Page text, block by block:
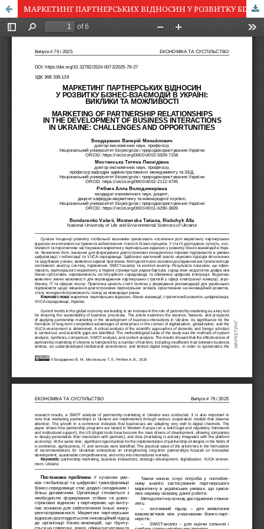
МАРКЕТИНГ ПАРТНЕРСЬКИХ ВІДНОСИН У РОЗВИТКУ БІЗНЕС-ВЗАЄМОДІЙ В УКРАЇНІ: ВИКЛИКИ ТА МОЖЛИВОСТІ